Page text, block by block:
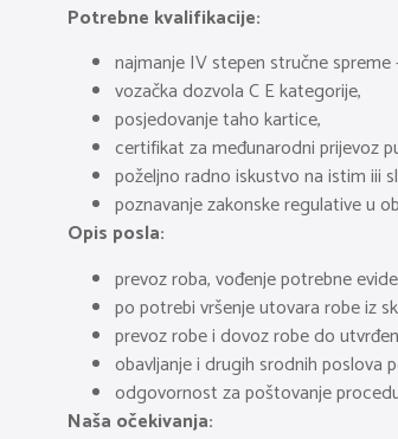
Potrebne kvalifikacije:
najmanje IV stepen stručne
vozačka dozvola C E kategorije,
posjedovanje taho kartice,
certifikat za međunarodni prijevoz
poželjno radno iskustvo na istim iii
poznavanje zakonske regulative u
Opis posla:
prevoz roba, vođenje potrebne
po potrebi vršenje utovara robe iz
prevoz robe i dovoz robe do
obavljanje i drugih srodnih
odgovornost za poštovanje
Naša očekivanja: